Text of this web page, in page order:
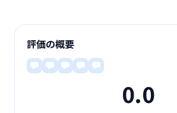
評価の概要
0.0